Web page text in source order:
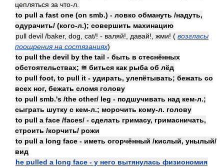
цепляться за что-л.
to pull a fast one (on smb.) - ловко обмануть /надуть,
одурачить/ (кого-л.); совершить махинацию
pull devil /baker, dog, cat/! - валяй!, давай!, жми! ( возгласы
поощрения на состязаниях)
to pull the devil by the tail - быть в стеснённых
обстоятельствах; ≅ биться как рыба об лёд
to pull foot, to pull it - удирать, улепётывать; бежать со
всех ног, бежать сломя голову
to pull smb.'s /the other/ leg - подшучивать над кем-л.;
сыграть шутку с кем-л.; морочить кому-л. голову
to pull a face /faces/ - сделать гримасу, гримасничать,
строить /корчить/ рожи
to pull a long face - иметь огорчённый /кислый, унылый/
вид
he pulled a long face - у него вытянулась физиономия